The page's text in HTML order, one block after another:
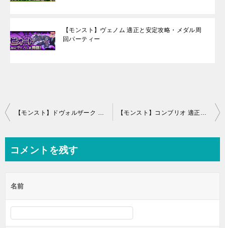
【モンスト】ヴェノム 適正と安定攻略・メダル周
回パーティー
投
ビ
ー
シ
ョ
【モンスト】ドヴォルザーク 適正キャラと安定攻略・周回パーティー 【モンスト】コンブリオ 適正キャラと安定攻略・周回パーティー
コメントを残す
名前